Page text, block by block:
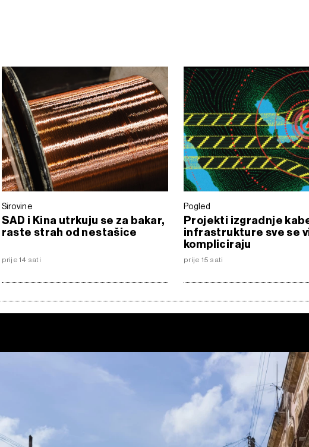
Sirovine
SAD i Kina utrkuju se za bakar,
raste strah od nestašice
prije 14 sati
Pogled
Projekti izgradnje
infrastrukture sve se
kompliciraju
prije 15 sati